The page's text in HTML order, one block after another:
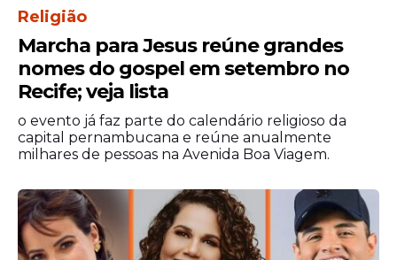
incentivando debates sobre fé, valores
familiares e amizade. O vídeo de Bernardo
e seu amigo tornou-se um exemplo de
como pequenas ações podem inspirar e
emocionar milhões de pessoas ao redor do
país.
Religião
Marcha para Jesus reúne grandes
nomes do gospel em setembro no
Recife; veja lista
o evento já faz parte do calendário religioso da
capital pernambucana e reúne anualmente
milhares de pessoas na Avenida Boa Viagem.